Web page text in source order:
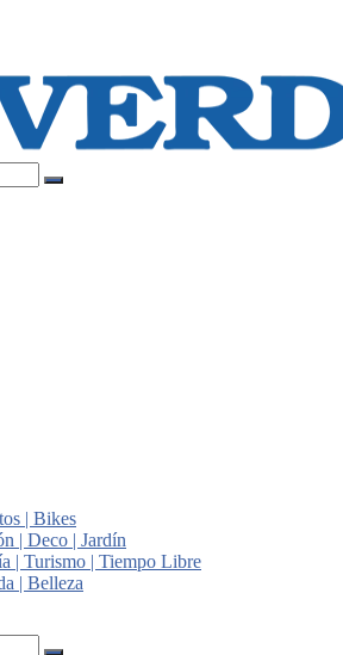
| Bikes
| Deco | Jardín
| Turismo | Tiempo Libre
| Belleza